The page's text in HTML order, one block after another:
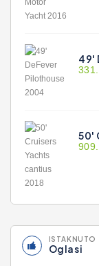
49'
50'
ISTAKNUTO
Oglasi